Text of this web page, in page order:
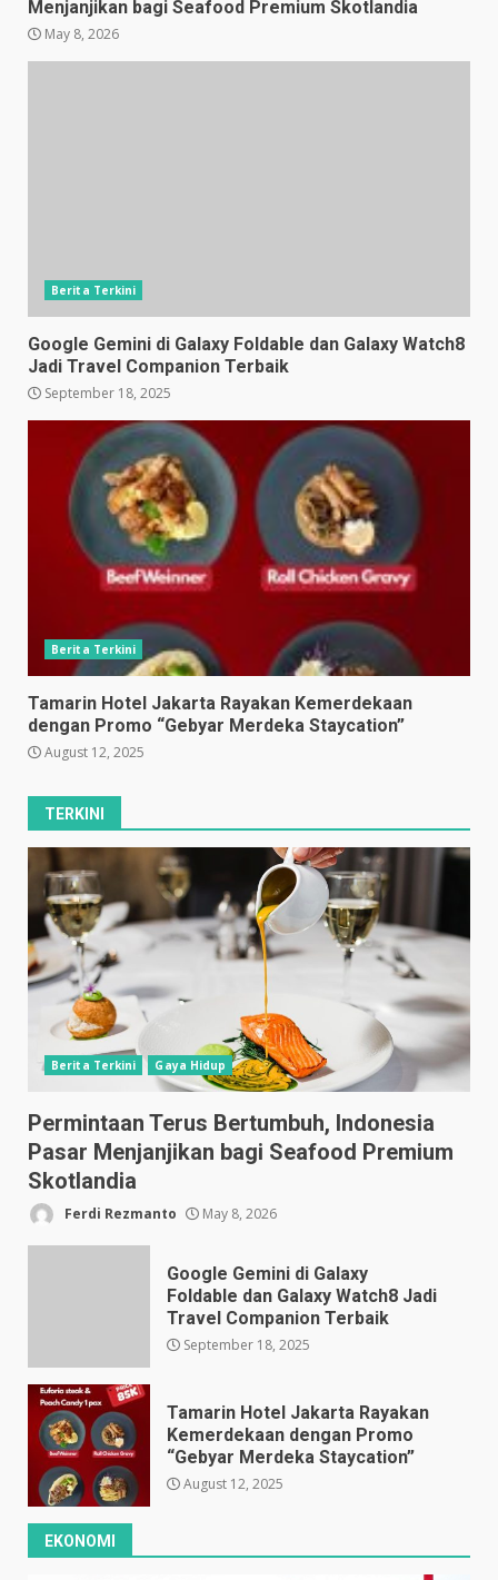
Menjanjikan bagi Seafood Premium Skotlandia
May 8, 2026
Berita Terkini
Google Gemini di Galaxy Foldable dan Galaxy Watch8
Jadi Travel Companion Terbaik
September 18, 2025
Berita Terkini
Tamarin Hotel Jakarta Rayakan Kemerdekaan
dengan Promo “Gebyar Merdeka Staycation”
August 12, 2025
TERKINI
Berita Terkini Gaya Hidup
Permintaan Terus Bertumbuh, Indonesia
Pasar Menjanjikan bagi Seafood Premium
Skotlandia
Ferdi Rezmanto May 8, 2026
Google Gemini di Galaxy
Foldable dan Galaxy Watch8 Jadi
Travel Companion Terbaik
September 18, 2025
Tamarin Hotel Jakarta Rayakan
Kemerdekaan dengan Promo
“Gebyar Merdeka Staycation”
August 12, 2025
EKONOMI